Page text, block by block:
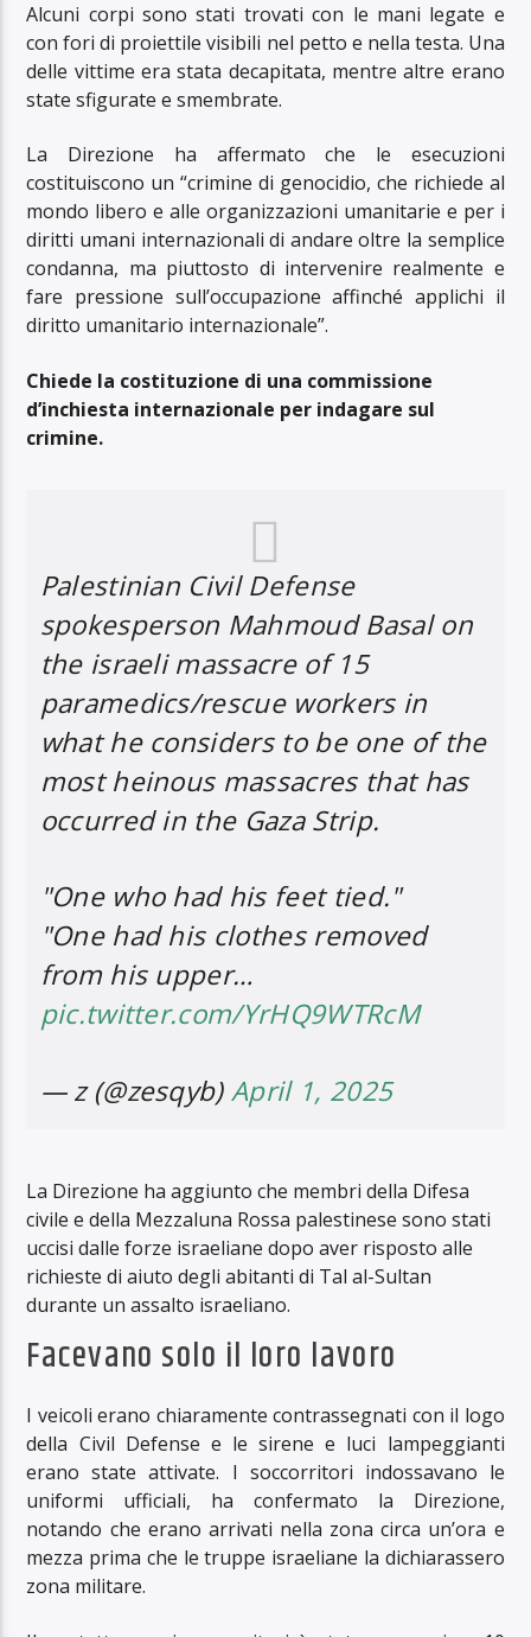
Alcuni corpi sono stati trovati con le mani legate e
con fori di proiettile visibili nel petto e nella testa. Una
delle vittime era stata decapitata, mentre altre erano
state sfigurate e smembrate.
La Direzione ha affermato che le esecuzioni
costituiscono un “crimine di genocidio, che richiede al
mondo libero e alle organizzazioni umanitarie e per i
diritti umani internazionali di andare oltre la semplice
condanna, ma piuttosto di intervenire realmente e
fare pressione sull’occupazione affinché applichi il
diritto umanitario internazionale”.
Chiede la costituzione di una commissione
d’inchiesta internazionale per indagare sul
crimine.
Palestinian Civil Defense
spokesperson Mahmoud Basal on
the israeli massacre of 15
paramedics/rescue workers in
what he considers to be one of the
most heinous massacres that has
occurred in the Gaza Strip.
"One who had his feet tied."
"One had his clothes removed
from his upper…
pic.twitter.com/YrHQ9WTRcM
— z (@zesqyb)April 1, 2025
La Direzione ha aggiunto che membri della Difesa
civile e della Mezzaluna Rossa palestinese sono stati
uccisi dalle forze israeliane dopo aver risposto alle
richieste di aiuto degli abitanti di Tal al-Sultan
durante un assalto israeliano.
Facevano solo il loro lavoro
I veicoli erano chiaramente contrassegnati con il logo
della Civil Defense e le sirene e luci lampeggianti
erano state attivate. I soccorritori indossavano le
uniformi ufficiali, ha confermato la Direzione,
notando che erano arrivati ​​nella zona circa un’ora e
mezza prima che le truppe israeliane la dichiarassero
zona militare.